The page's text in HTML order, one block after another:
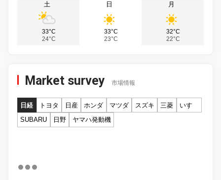
土
33°C
24°C
日
33°C
23°C
月
32°C
22°C
Market survey 市場情報
日経 トヨタ 日産 ホンダ マツダ スズキ 三菱
いすゞ
SUBARU
日野 ヤマハ発動機